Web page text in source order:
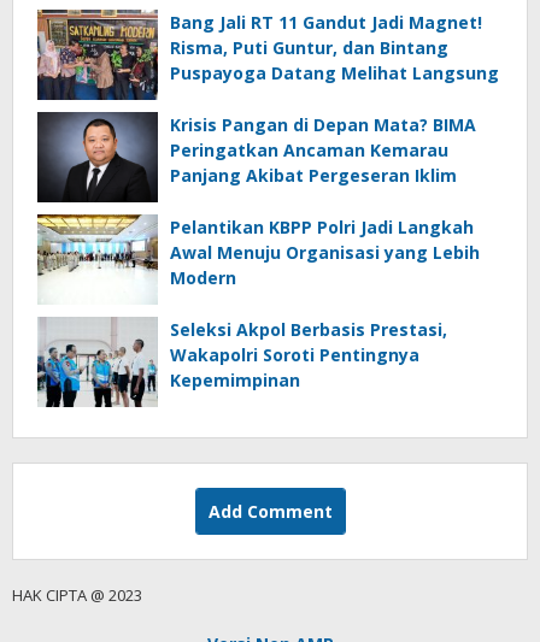
Bang Jali RT 11 Gandut Jadi Magnet!
Risma, Puti Guntur, dan Bintang
Puspayoga Datang Melihat Langsung
Krisis Pangan di Depan Mata? BIMA
Peringatkan Ancaman Kemarau
Panjang Akibat Pergeseran Iklim
Pelantikan KBPP Polri Jadi Langkah
Awal Menuju Organisasi yang Lebih
Modern
Seleksi Akpol Berbasis Prestasi,
Wakapolri Soroti Pentingnya
Kepemimpinan
Add Comment
HAK CIPTA @ 2023